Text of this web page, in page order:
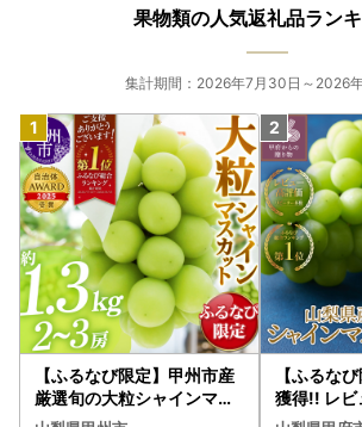
(1)ワンストップ特例申請書
マイナンバーカード(顔写真面）・運転免
(3)個人番号確認書類
マイナンバーカード(番号記載面)・通知カ
載あり住民票の写し
－ご提出期限－
2027(令和9)年1月10日必着
期限までに必要書類をご提出いただけな
ップ特例の適用ができませんので、
ご自身で確定申告をお願いいたします｡
■■寄付金受領証明書（確定申告用）年末
果物類の人気返礼品ラン
集計期間：2026年7月30日～2026
【ふるなび限定】甲州市産
厳選旬の大粒シャインマス
カット 約1.3kg 2～3房【2
【ふるな
獲得!! レ
〈2026年